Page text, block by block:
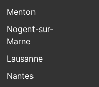
Menton
Nogent-sur-
Marne
Lausanne
Nantes